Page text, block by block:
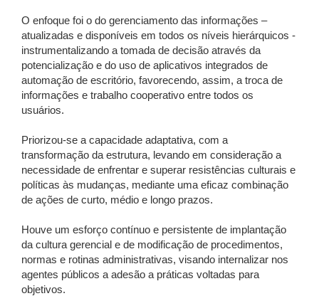
O enfoque foi o do gerenciamento das informações –
atualizadas e disponíveis em todos os níveis hierárquicos -
instrumentalizando a tomada de decisão através da
potencialização e do uso de aplicativos integrados de
automação de escritório, favorecendo, assim, a troca de
informações e trabalho cooperativo entre todos os
usuários.
Priorizou-se a capacidade adaptativa, com a
transformação da estrutura, levando em consideração a
necessidade de enfrentar e superar resistências culturais e
políticas às mudanças, mediante uma eficaz combinação
de ações de curto, médio e longo prazos.
Houve um esforço contínuo e persistente de implantação
da cultura gerencial e de modificação de procedimentos,
normas e rotinas administrativas, visando internalizar nos
agentes públicos a adesão a práticas voltadas para
objetivos.